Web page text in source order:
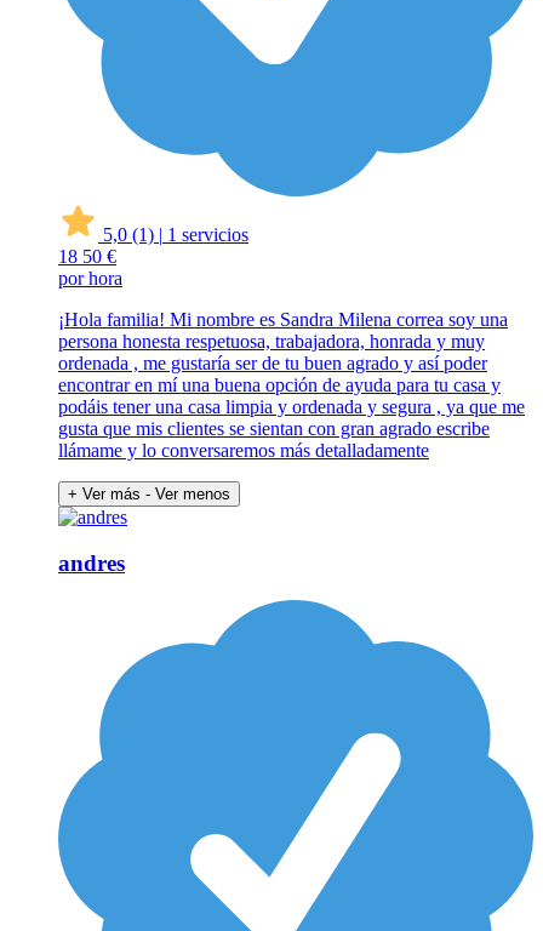
5,0 (1) | 1 servicios
18 50 €
por hora
¡Hola familia! Mi nombre es Sandra Milena correa soy una
persona honesta respetuosa, trabajadora, honrada y muy
ordenada , me gustaría ser de tu buen agrado y así poder
encontrar en mí una buena opción de ayuda para tu casa y
podáis tener una casa limpia y ordenada y segura , ya que me
gusta que mis clientes se sientan con gran agrado escribe
llámame y lo conversaremos más detalladamente
+ Ver más - Ver menos
andres